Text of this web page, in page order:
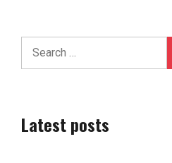
for:
Latest posts